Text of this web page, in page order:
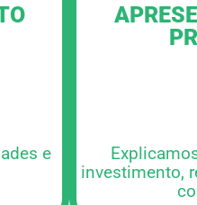
e
investimento,